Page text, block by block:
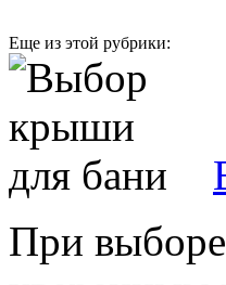
Еще из этой рубрики:
При